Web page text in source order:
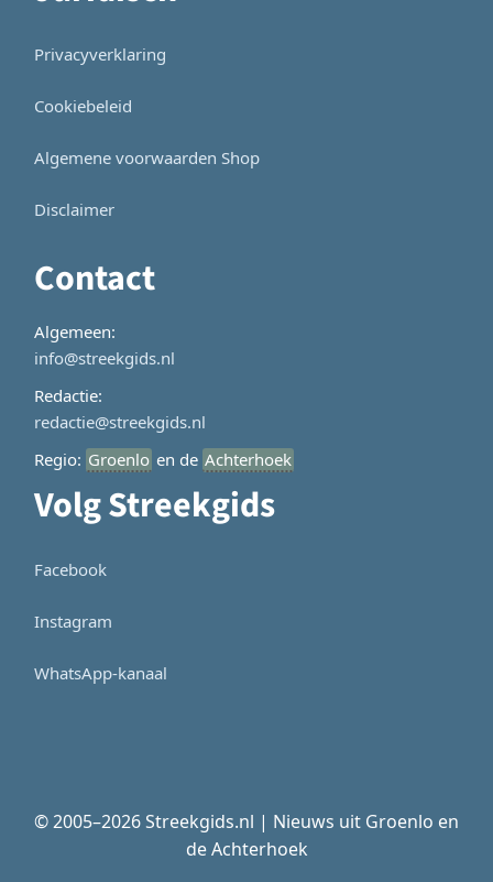
Privacyverklaring
Cookiebeleid
Algemene voorwaarden Shop
Disclaimer
Contact
Algemeen:
info@streekgids.nl
Redactie:
redactie@streekgids.nl
Regio: Groenlo en de Achterhoek
Volg Streekgids
Facebook
Instagram
WhatsApp-kanaal
© 2005–2026 Streekgids.nl | Nieuws uit Groenlo en
de Achterhoek